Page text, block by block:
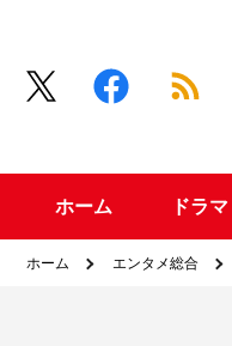
ホーム ドラマ
ホーム エンタメ総合